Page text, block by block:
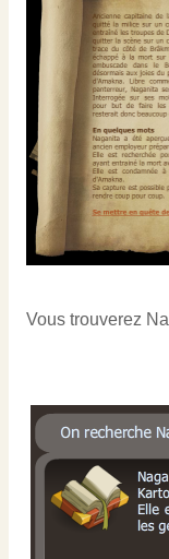
Vous trouverez